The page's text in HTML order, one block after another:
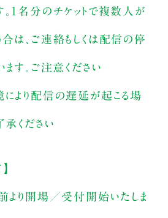
1名分のチケットで複数人が
は、ご連絡もしくは配信の停
ます。ご注意ください
より配信の遅延が起こる場
承ください
より開場／受付開始いたしま